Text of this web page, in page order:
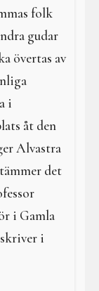
folk
gudar
övertas av
i
åt den
Alvastra
det
i Gamla
i